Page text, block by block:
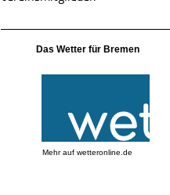
Das Wetter für Bremen
Mehr auf wetteronline.de